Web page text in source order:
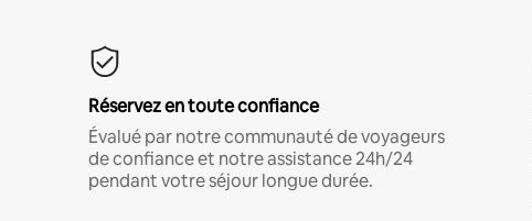
Réservez en toute confiance
Évalué par notre communauté de voyageurs
de confiance et notre assistance 24h/24
pendant votre séjour longue durée.